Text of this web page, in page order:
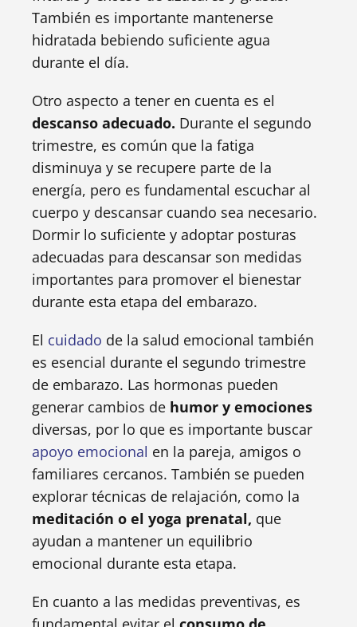
También es importante mantenerse
hidratada bebiendo suficiente agua
durante el día.
Otro aspecto a tener en cuenta es el
descanso adecuado. Durante el segundo
trimestre, es común que la fatiga
disminuya y se recupere parte de la
energía, pero es fundamental escuchar al
cuerpo y descansar cuando sea necesario.
Dormir lo suficiente y adoptar posturas
adecuadas para descansar son medidas
importantes para promover el bienestar
durante esta etapa del embarazo.
El cuidado de la salud emocional también
es esencial durante el segundo trimestre
de embarazo. Las hormonas pueden
generar cambios de humor y emociones
diversas, por lo que es importante buscar
apoyo emocional en la pareja, amigos o
familiares cercanos. También se pueden
explorar técnicas de relajación, como la
meditación o el yoga prenatal, que
ayudan a mantener un equilibrio
emocional durante esta etapa.
En cuanto a las medidas preventivas, es